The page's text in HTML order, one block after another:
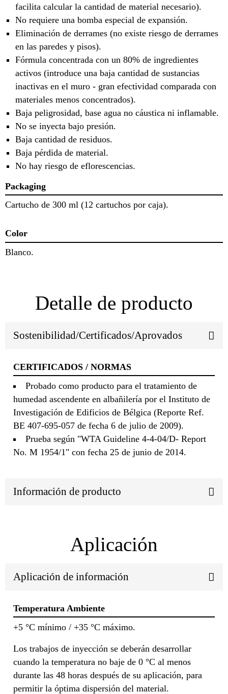
facilita calcular la cantidad de material necesario).
No requiere una bomba especial de expansión.
Eliminación de derrames (no existe riesgo de derrames
en las paredes y pisos).
Fórmula concentrada con un 80% de ingredientes
activos (introduce una baja cantidad de sustancias
inactivas en el muro - gran efectividad comparada con
materiales menos concentrados).
Baja peligrosidad, base agua no cáustica ni inflamable.
No se inyecta bajo presión.
Baja cantidad de residuos.
Baja pérdida de material.
No hay riesgo de eflorescencias.
Packaging
Cartucho de 300 ml (12 cartuchos por caja).
Color
Blanco.
Detalle de producto
Sostenibilidad/Certificados/Aprovados
CERTIFICADOS / NORMAS
Probado como producto para el tratamiento de
humedad ascendente en albañilería por el Instituto de
Investigación de Edificios de Bélgica (Reporte Ref.
BE 407-695-057 de fecha 6 de julio de 2009).
Prueba según "WTA Guideline 4-4-04/D- Report
No. M 1954/1" con fecha 25 de junio de 2014.
Información de producto
Aplicación
Aplicación de información
Temperatura Ambiente
+5 °C mínimo / +35 °C máximo.
Los trabajos de inyección se deberán desarrollar
cuando la temperatura no baje de 0 °C al menos
durante las 48 horas después de su aplicación, para
permitir la óptima dispersión del material.